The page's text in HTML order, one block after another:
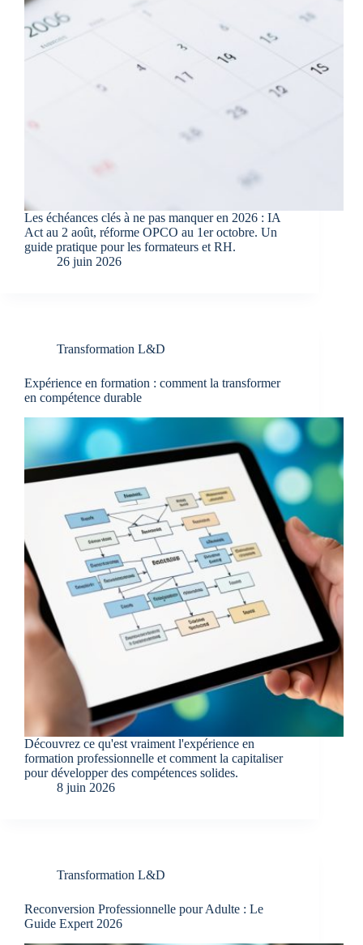
Les échéances clés à ne pas manquer en 2026 : IA
Act au 2 août, réforme OPCO au 1er octobre. Un
guide pratique pour les formateurs et RH.
26 juin 2026
Transformation L&D
Expérience en formation : comment la transformer
en compétence durable
Découvrez ce qu'est vraiment l'expérience en
formation professionnelle et comment la capitaliser
pour développer des compétences solides.
8 juin 2026
Transformation L&D
Reconversion Professionnelle pour Adulte : Le
Guide Expert 2026